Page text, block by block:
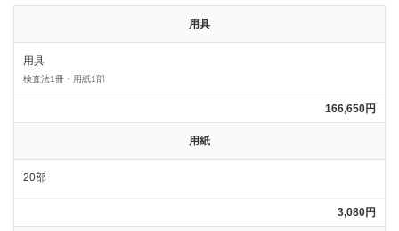
用具
用具
検査法1冊・用紙1部
166,650円
用紙
20部
3,080円